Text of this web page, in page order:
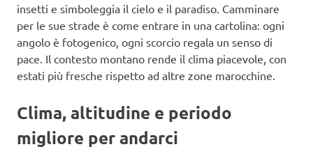
insetti e simboleggia il cielo e il paradiso. Camminare
per le sue strade è come entrare in una cartolina: ogni
angolo è fotogenico, ogni scorcio regala un senso di
pace. Il contesto montano rende il clima piacevole, con
estati più fresche rispetto ad altre zone marocchine.
Clima, altitudine e periodo
migliore per andarci